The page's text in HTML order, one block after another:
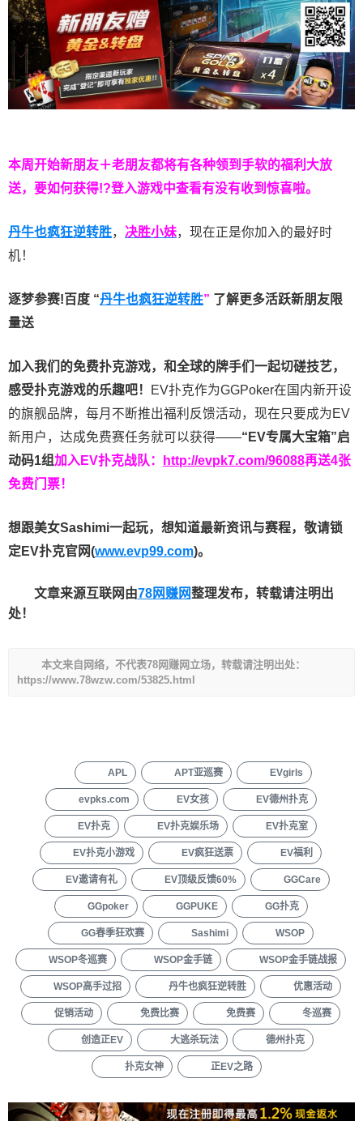
本周开始新朋友＋老朋友都将有各种领到手软的福利大放
送，要如何获得!?登入游戏中查看有没有收到惊喜啦。
丹牛也疯狂逆转胜， 决胜小妹，现在正是你加入的最好时
机！
逐梦参赛!百度 “丹牛也疯狂逆转胜” 了解更多活跃新朋友限
量送
加入我们的免费扑克游戏，和全球的牌手们一起切磋技艺，
感受扑克游戏的乐趣吧！
EV扑克作为GGPoker在国内新开设
的旗舰品牌，每月不断推出福利反馈活动，现在只要成为EV
新用户，达成免费赛任务就可以获得——“EV专属大宝箱”启
动码1组加入EV扑克战队： http://evpk7.com/96088再送4张
免费门票！
想跟美女Sashimi一起玩， 想知道最新资讯与赛程， 敬请锁
定EV扑克官网(www.evp99.com)。
文章来源互联网由78网赚网整理发布，转载请注明出
处！
本文来自网络，不代表78网赚网立场，转载请注明出处：
https://www.78wzw.com/53825.html
APL APT亚巡赛 EVgirls
evpks.com EV女孩 EV德州扑克
EV扑克 EV扑克娱乐场 EV扑克室
EV扑克小游戏 EV疯狂送票 EV福利
EV邀请有礼 EV顶级反馈60% GGCare
GGpoker GGPUKE GG扑克
GG春季狂欢赛 Sashimi WSOP
WSOP冬巡赛 WSOP金手链 WSOP金手链战报
WSOP高手过招 丹牛也疯狂逆转胜 优惠活动
促销活动 免费比赛 免费赛 冬巡赛
创造正EV 大逃杀玩法 德州扑克
扑克女神 正EV之路